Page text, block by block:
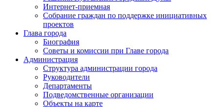
Интернет-приемная
Собрание граждан по поддержке инициативных
проектов
Глава города
Биография
Советы и комиссии при Главе города
Администрация
Структура администрации города
Руководители
Департаменты
Подведомственные организации
Объекты на карте